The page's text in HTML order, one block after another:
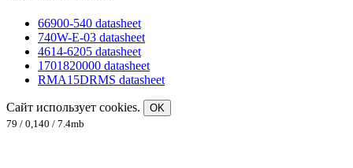
66900-540 datasheet
740W-E-03 datasheet
4614-6205 datasheet
1701820000 datasheet
RMA15DRMS datasheet
Сайт использует cookies.
OK
79 / 0,140 / 7.4mb